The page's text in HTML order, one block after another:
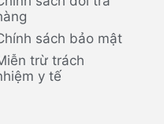
sách bảo mật
trừ trách
y tế